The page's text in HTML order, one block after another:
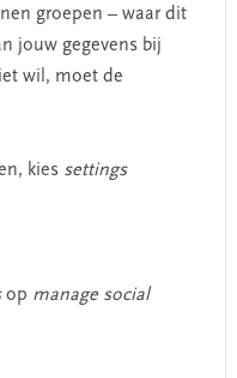
groepen – waar dit
jouw gegevens bij
wil, moet de
kies settings
op manage social